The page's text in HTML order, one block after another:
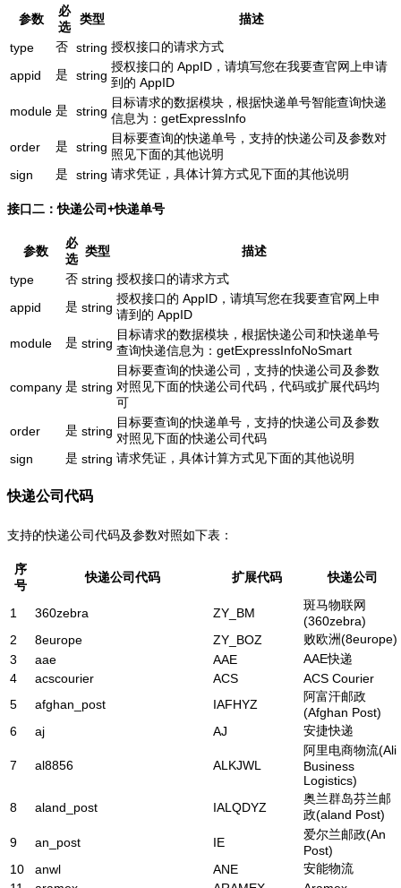
参数
必
选
类型
描述
type
否 string 授权接口的请求方式
appid
是 string
授权接口的 AppID，请填写您在我要查官网上申请
到的 AppID
module 是 string
目标请求的数据模块，根据快递单号智能查询快递
信息为：getExpressInfo
order
是 string
目标要查询的快递单号，支持的快递公司及参数对
照见下面的其他说明
sign
是 string 请求凭证，具体计算方式见下面的其他说明
接口二：快递公司+快递单号
参数
必
选
类型
描述
type
否 string 授权接口的请求方式
appid
是 string
授权接口的 AppID，请填写您在我要查官网上申
请到的 AppID
module
是 string
目标请求的数据模块，根据快递公司和快递单号
查询快递信息为：getExpressInfoNoSmart
company 是 string
目标要查询的快递公司，支持的快递公司及参数
对照见下面的快递公司代码，代码或扩展代码均
可
order
是 string
目标要查询的快递单号，支持的快递公司及参数
对照见下面的快递公司代码
sign
是 string 请求凭证，具体计算方式见下面的其他说明
快递公司代码
支持的快递公司代码及参数对照如下表：
序
号
快递公司代码 扩展代码 快递公司
1 360zebra ZY_BM
斑马物联网
(360zebra)
2
8europe ZY_BOZ
败欧洲(8europe)
3
aae AAE
AAE快递
4
acscourier ACS
ACS Courier
5
afghan_post IAFHYZ
阿富汗邮政
(Afghan Post)
6
aj AJ 安捷快递
7 al8856 ALKJWL
阿里电商物流(Ali
Business
Logistics)
8
aland_post IALQDYZ
奥兰群岛芬兰邮
政(aland Post)
9
an_post IE
爱尔兰邮政(An
Post)
10
anwl ANE
安能物流